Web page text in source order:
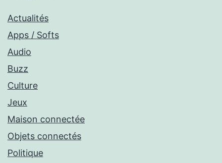
Actualités
Apps / Softs
Audio
Buzz
Culture
Jeux
Maison connectée
Objets connectés
Politique